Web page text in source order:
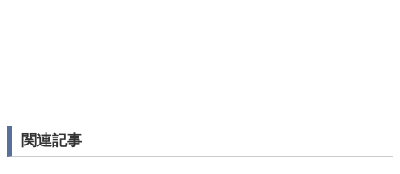
関連記事